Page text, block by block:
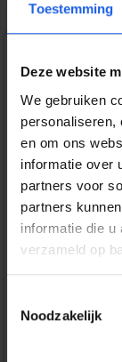
Toestemming
Deze website
We gebruiken
personaliseren,
en om ons
informatie over
partners voor
partners
informatie die u
verzameld op
Noodzakelijk
1-2-3 deal
Normale prijs:
€ 24,99
Prijzen incl.
Productnummer:
BEHTEM00392
BeHello